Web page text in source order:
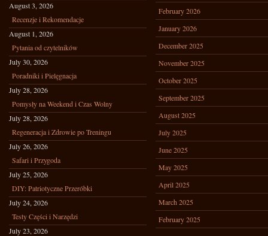
August 3, 2026
Recenzje i Rekomendacje
August 1, 2026
Pytania od czytelników
July 30, 2026
Poradniki i Pielęgnacja
July 28, 2026
Pomysły na Weekend i Czas Wolny
July 28, 2026
Regeneracja i Zdrowie po Treningu
July 26, 2026
Safari i Przygoda
July 25, 2026
DIY: Patriotyczne Przeróbki
July 24, 2026
Testy Części i Narzędzi
July 23, 2026
February 2026
January 2026
December 2025
November 2025
October 2025
September 2025
August 2025
July 2025
June 2025
May 2025
April 2025
March 2025
February 2025